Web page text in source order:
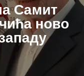
Самит
ново